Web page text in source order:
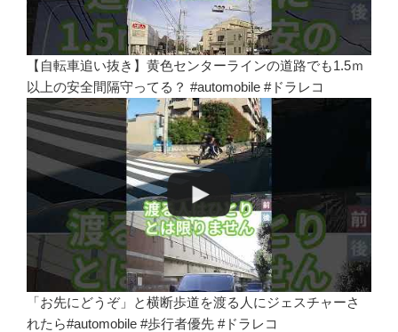
【自転車追い抜き】黄色センターラインの道路でも1.5ｍ
以上の安全間隔守ってる？ #automobile #ドラレコ
「お先にどうぞ」と横断歩道を渡る人にジェスチャーさ
れたら#automobile #歩行者優先 #ドラレコ